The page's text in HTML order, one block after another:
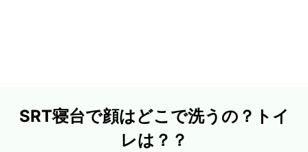
SRT寝台で顔はどこで洗うの？トイ
レは？？